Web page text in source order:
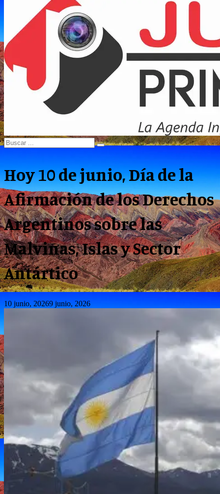
Search
for:
Search
Hoy 10 de junio, Día de la
Afirmación de los Derechos
Argentinos sobre las
Malvinas, Islas y Sector
Antártico
10 junio, 20269 junio, 2026